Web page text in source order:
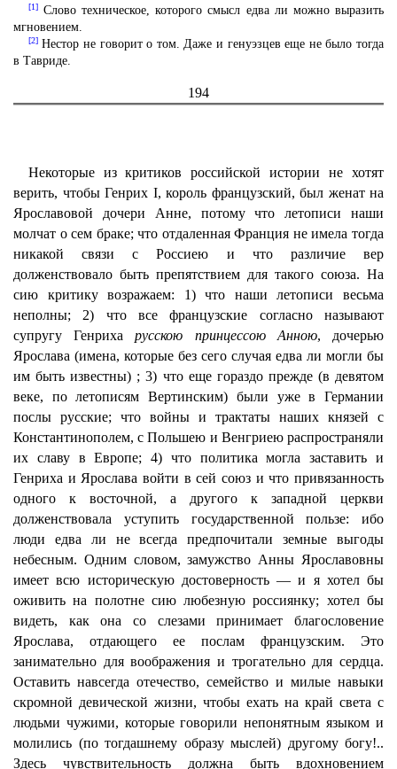
[1]Слово техническое, которого смысл едва ли можно выразить
мгновением.
[2]Нестор не говорит о том. Даже и генуэзцев еще не было тогда
в Тавриде.
194
Некоторые из критиков российской истории не хотят
верить, чтобы Генрих I, король французский, был женат на
Ярославовой дочери Анне, потому что летописи наши
молчат о сем браке; что отдаленная Франция не имела тогда
никакой связи с Россиею и что различие вер
долженствовало быть препятствием для такого союза. На
сию критику возражаем: 1) что наши летописи весьма
неполны; 2) что все французские согласно называют
супругу Генрихарусскою принцессою Анною, дочерью
Ярослава (имена, которые без сего случая едва ли могли бы
им быть известны) ; 3) что еще гораздо прежде (в девятом
веке, по летописям Вертинским) были уже в Германии
послы русские; что войны и трактаты наших князей с
Константинополем, с Польшею и Венгриею распространяли
их славу в Европе; 4) что политика могла заставить и
Генриха и Ярослава войти в сей союз и что привязанность
одного к восточной, а другого к западной церкви
долженствовала уступить государственной пользе: ибо
люди едва ли не всегда предпочитали земные выгоды
небесным. Одним словом, замужство Анны Ярославовны
имеет всю историческую достоверность — и я хотел бы
оживить на полотне сию любезную россиянку; хотел бы
видеть, как она со слезами принимает благословение
Ярослава, отдающего ее послам французским. Это
занимательно для воображения и трогательно для сердца.
Оставить навсегда отечество, семейство и милые навыки
скромной девической жизни, чтобы ехать на край света с
людьми чужими, которые говорили непонятным языком и
молились (по тогдашнему образу мыслей) другому богу!..
Здесь чувствительность должна быть вдохновением